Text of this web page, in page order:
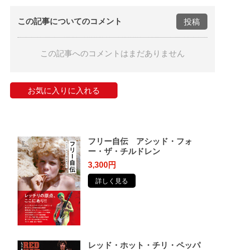
この記事についてのコメント 投稿
この記事へのコメントはまだありません
お気に入りに入れる
フリー自伝 アシッド・フォ
ー・ザ・チルドレン
3,300円
詳しく見る
レッド・ホット・チリ・ペッパ